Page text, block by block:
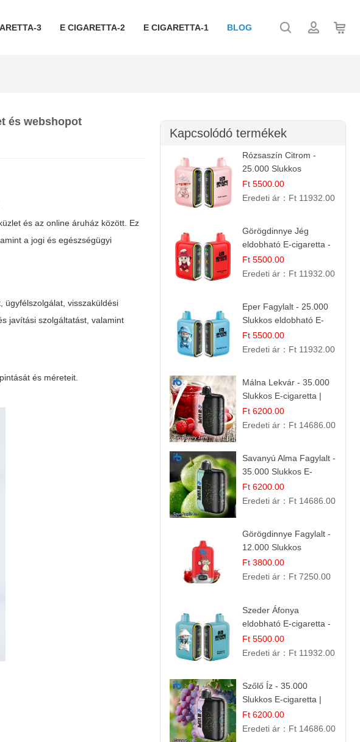
3 E CIGARETTA-2 E CIGARETTA-1 BLOG
és webshopot
és az online áruház között. Ez
a jogi és egészségügyi
ügyfélszolgálat, visszaküldési
javítási szolgáltatást, valamint
és méreteit.
Kapcsolódó termékek
Rózsaszín Citrom -
25.000 Slukkos
eldobható e-Cigaretta |
IBvape Bar
Ft 5500.00
Eredeti ár： Ft 11932.00
Görögdinnye Jég
eldobható E-cigaretta -
25.000 Slukk | Frissítő
Nyári Íz
Ft 5500.00
Eredeti ár： Ft 11932.00
Eper Fagylalt - 25.000
Slukkos eldobható E-
cigaretta | Édes
Desszert Íz
Ft 5500.00
Eredeti ár： Ft 11932.00
Málna Lekvár - 35.000
Slukkos E-cigaretta |
IBVape Bar Édes
Gyümölcs Íz
Ft 6200.00
Eredeti ár： Ft 14686.00
Savanyú Alma Fagylalt -
35.000 Slukkos E-
cigaretta | IBVape Bar
Ft 6200.00
Eredeti ár： Ft 14686.00
Görögdinnye Fagylalt -
12.000 Slukkos
eldobható e-Cigaretta
Ft 3800.00
Eredeti ár： Ft 7250.00
Szeder Áfonya
eldobható E-cigaretta -
25.000 Slukk | Prémium
Gyümölcs Íz
Ft 5500.00
Eredeti ár： Ft 11932.00
Szőlő Íz - 35.000
Slukkos E-cigaretta |
Friss Gyümölcs Aroma
Ft 6200.00
Eredeti ár： Ft 14686.00